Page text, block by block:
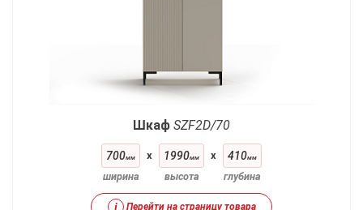
Шкаф SZF2D/70
700мм
ширина
x 1990мм
высота
x 410мм
глубина
i Перейти на страницу товара